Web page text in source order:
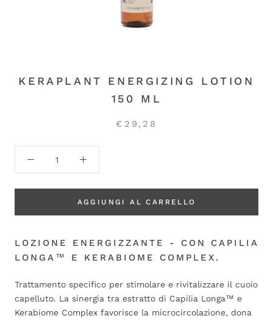
KERAPLANT ENERGIZING LOTION
150 ML
€29,28
AGGIUNGI AL CARRELLO
LOZIONE ENERGIZZANTE - CON CAPILIA
LONGA™ E KERABIOME COMPLEX.
Trattamento specifico per stimolare e rivitalizzare il cuoio
capelluto. La sinergia tra estratto di Capilia Longa™ e
Kerabiome Complex favorisce la microcircolazione, dona